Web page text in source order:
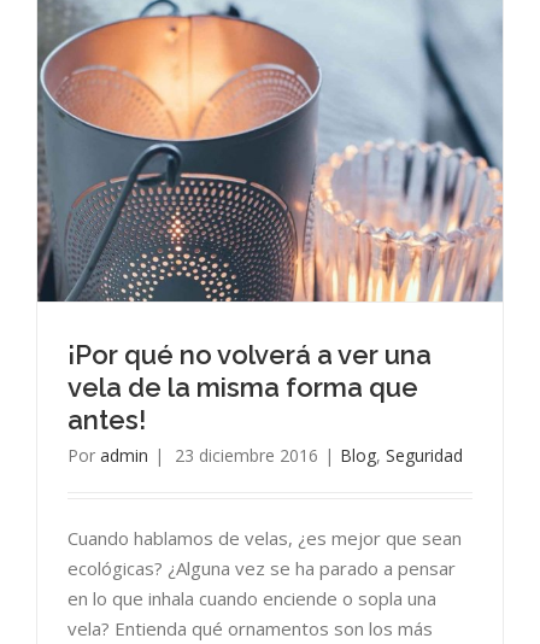
¡Por qué no volverá a ver una
vela de la misma forma que
antes!
Por admin | 23 diciembre 2016 | Blog, Seguridad
Cuando hablamos de velas, ¿es mejor que sean
ecológicas? ¿Alguna vez se ha parado a pensar
en lo que inhala cuando enciende o sopla una
vela? Entienda qué ornamentos son los más